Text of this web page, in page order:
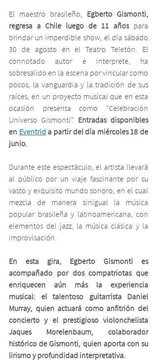
El maestro brasileño, Egberto Gismonti,
regresa a Chile luego de 11 años para
brindar un imperdible show, el día sábado
30 de agosto en el Teatro Teletón. El
connotado autor e interprete, ha
sobresalido en la escena por vincular como
pocos, la vanguardia y la tradición de sus
raíces, en un proyecto musical que en esta
ocasión presenta como “Celebración
Universo Gismonti”. Entradas disponibles
en Eventrid a partir del día miércoles 18 de
junio.
Durante este espectáculo, el artista llevará
al público por un viaje fascinante por su
vasto y exquisito mundo sonoro, en el cual
mezcla de manera sinigual la música
popular brasileña y latinoamericana, con
elementos del jazz, la música clásica y la
improvisación.
En esta gira, Egberto Gismonti es
acompañado por dos compatriotas que
enriquecen aún más la experiencia
musical: el talentoso guitarrista Daniel
Murray, quien actuará como anfitrión del
concierto y el prestigioso violonchelista
Jaques Morelenbaum, colaborador
histórico de Gismonti, quien aporta con su
lirismo y profundidad interpretativa.